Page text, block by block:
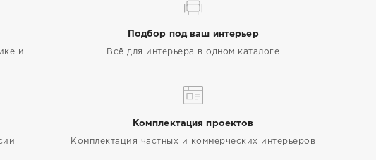
и
Подбор под ваш интерьер
Всё для интерьера в одном каталоге
Комплектация проектов
Комплектация частных и коммерческих интерьеров